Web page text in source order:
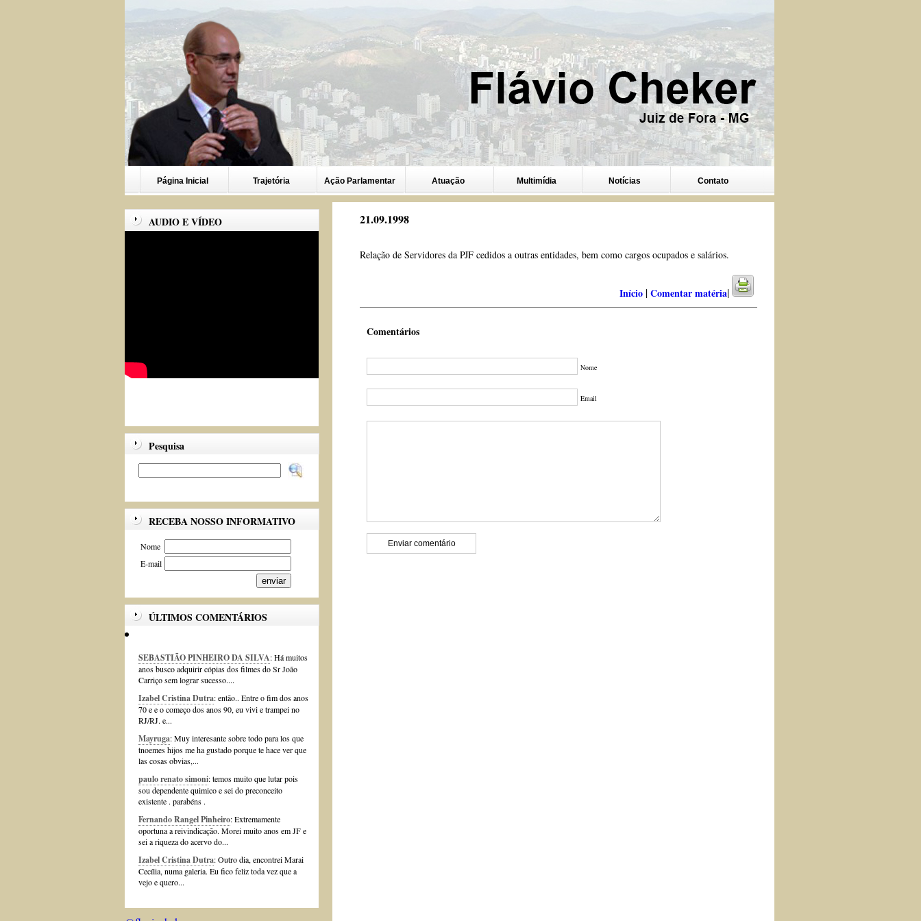
Página Inicial Trajetória Ação Parlamentar Atuação Multimídia Notícias Contato
AUDIO E VÍDEO
Pesquisa
RECEBA NOSSO INFORMATIVO
Nome
E-mail
ÚLTIMOS COMENTÁRIOS
SEBASTIÃO PINHEIRO DA SILVA: Há muitos
anos busco adquirir cópias dos filmes do Sr João
Carriço sem lograr sucesso....
Izabel Cristina Dutra: então.. Entre o fim dos anos
70 e e o começo dos anos 90, eu vivi e trampei no
RJ/RJ. e...
Mayruga: Muy interesante sobre todo para los que
tnoemes hijos me ha gustado porque te hace ver que
las cosas obvias,...
paulo renato simoni: temos muito que lutar pois
sou dependente quimico e sei do preconceito
existente . parabéns .
Fernando Rangel Pinheiro: Extremamente
oportuna a reivindicação. Morei muito anos em JF e
sei a riqueza do acervo do...
Izabel Cristina Dutra: Outro dia, encontrei Marai
Cecília, numa galeria. Eu fico feliz toda vez que a
vejo e quero...
21.09.1998
Relação de Servidores da PJF cedidos a outras entidades, bem como cargos ocupados e salários.
Início |Comentar matéria|
Comentários
Nome
Email